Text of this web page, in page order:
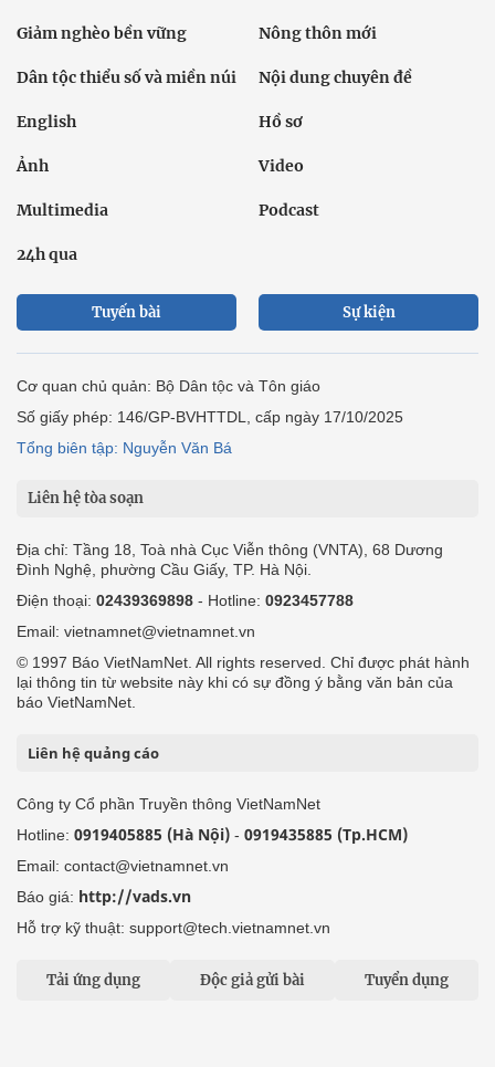
Giảm nghèo bền vững Nông thôn mới
Dân tộc thiểu số và miền núi Nội dung chuyên đề
English Hồ sơ
Ảnh Video
Multimedia Podcast
24h qua
Tuyến bài Sự kiện
Cơ quan chủ quản: Bộ Dân tộc và Tôn giáo
Số giấy phép: 146/GP-BVHTTDL, cấp ngày 17/10/2025
Tổng biên tập: Nguyễn Văn Bá
Liên hệ tòa soạn
Địa chỉ: Tầng 18, Toà nhà Cục Viễn thông (VNTA), 68 Dương
Đình Nghệ, phường Cầu Giấy, TP. Hà Nội.
Điện thoại: 02439369898 - Hotline: 0923457788
Email: vietnamnet@vietnamnet.vn
© 1997 Báo VietNamNet. All rights reserved. Chỉ được phát hành
lại thông tin từ website này khi có sự đồng ý bằng văn bản của
báo VietNamNet.
Liên hệ quảng cáo
Công ty Cổ phần Truyền thông VietNamNet
Hotline: 0919405885 (Hà Nội) - 0919435885 (Tp.HCM)
Email: contact@vietnamnet.vn
Báo giá: http://vads.vn
Hỗ trợ kỹ thuật: support@tech.vietnamnet.vn
Tải ứng dụng Độc giả gửi bài Tuyển dụng